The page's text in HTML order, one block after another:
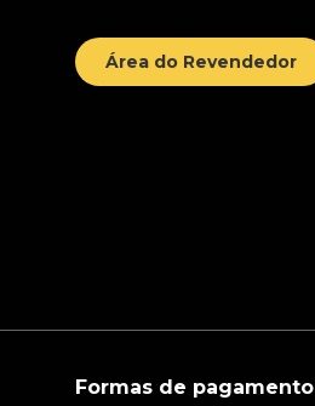
Área do Revendedor
Formas de pagamento